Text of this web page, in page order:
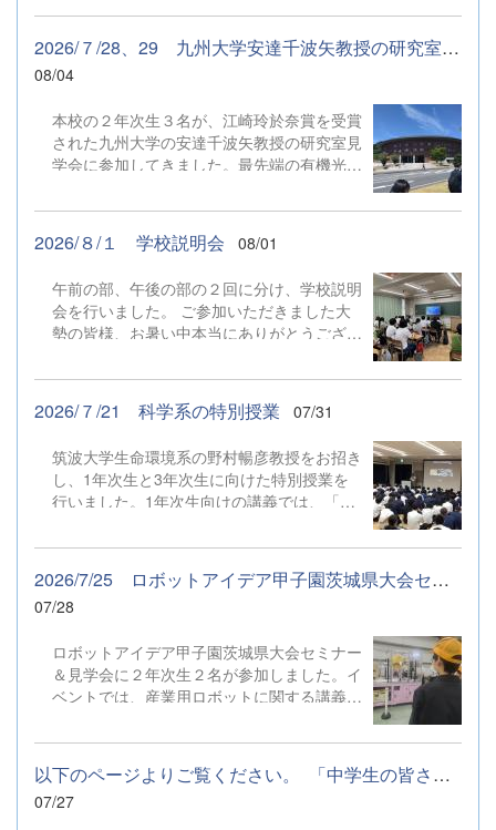
り、生徒たちにとっても大きな学びとなった
ようです。 今後はTemiの仕組みを参考にし
つつ、今回集まったアンケート結果も取り入
れて、つくばサイエンス高校ならではのオリ
いきます。
校へ足を運んでくださいました。 生徒が普
段どのように研究に取り組んでいるのか、実
験室や研究の様子を直接見ていただきまし
た。 見学の後は、今後の研究の進め方につ
いただくことができました。 第一線で活躍
する研究者の方と直接ディスカッションがで
き、生徒の探究心もますます高まったようで
研究がどのように深まっていくのか本当に楽
しみです。
2026/７/28、29 九州大学安達千波矢教授の研究室見学会
08/04
本校の２年次生３名が、江崎玲於奈賞を受賞
された九州大学の安達千波矢教授の研究室見
学会に参加してきました。最先端の有機光エ
で感じる素晴らしい機会となりました。生徒
たちは体験実習で「温度や刺激による発光色
変化」や「会合体と励起子複合体」といった
的に実験へ取り組んでいました。 さらに、
安達教授から高校生へ贈られた「ダブルメジ
ャーの勧め」や「セレンディピティ（偶然の
ジは、生徒たちの心に深く残りました。 こ
の貴重な経験を糧に、これからの探究活動に
2026/８/１ 学校説明会 08/01
午前の部、午後の部の２回に分け、学校説明
会を行いました。 ご参加いただきました大
勢の皆様、お暑い中本当にありがとうござい
学校の概要説明、生徒による普通科・科学技
術科の説明、体験授業や見学ツアーなどを行
いました。 生徒たちが受付から見学ツアー
など、さまざまな場所で活躍していました。
また、自走式ロボットの「Temi]も案内役と
して一役買っていました。
2026/７/21 科学系の特別授業 07/31
筑波大学生命環境系の野村暢彦教授をお招き
し、1年次生と3年次生に向けた特別授業を
行いました。1年次生向けの講義では、「地
マに、様々な観察画像や例を用いて分かりや
すく説明していただきました。 一見目に見
えない微生物たちのダイナミックな世界に生
徒たちも興味津々でした。 これからの探究
た。 また、3年次生の化学生物領域の生徒た
ちには、科学論文の書き方や研究の進め方に
ついての特別授業を実施しました。 「一見
せる力」など、これから研究を進める上でも
社会に出る上でも大切な思考法やキャリアに
ついてのアドバイスをいただきました。大学
の第一線で活躍されるプロの視線に触れ、自
2026/7/25 ロボットアイデア甲子園茨城県大会セミナー＆見学会
07/28
ロボットアイデア甲子園茨城県大会セミナー
＆見学会に２年次生２名が参加しました。イ
ベントでは、産業用ロボットに関する講義を
子を見学したりしました。特に、コンベア上
にランダムに置かれたサイコロを素早く取り
出して綺麗に並べるロボットに興味がわきま
した。2人が最も気になったのは、ロボット
以下のページよりご覧ください。 「中学生の皆さんへ」＞...
07/27